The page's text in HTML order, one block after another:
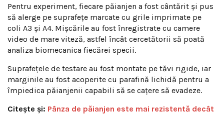
Pentru experiment, fiecare păianjen a fost cântărit și pus
să alerge pe suprafețe marcate cu grile imprimate pe
coli A3 și A4. Mișcările au fost înregistrate cu camere
video de mare viteză, astfel încât cercetătorii să poată
analiza biomecanica fiecărei specii.
Suprafețele de testare au fost montate pe tăvi rigide, iar
marginile au fost acoperite cu parafină lichidă pentru a
împiedica păianjenii capabili să se cațere să evadeze.
Citește și: Pânza de păianjen este mai rezistentă decât